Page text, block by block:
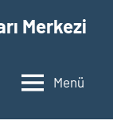
Merkezi
Menü